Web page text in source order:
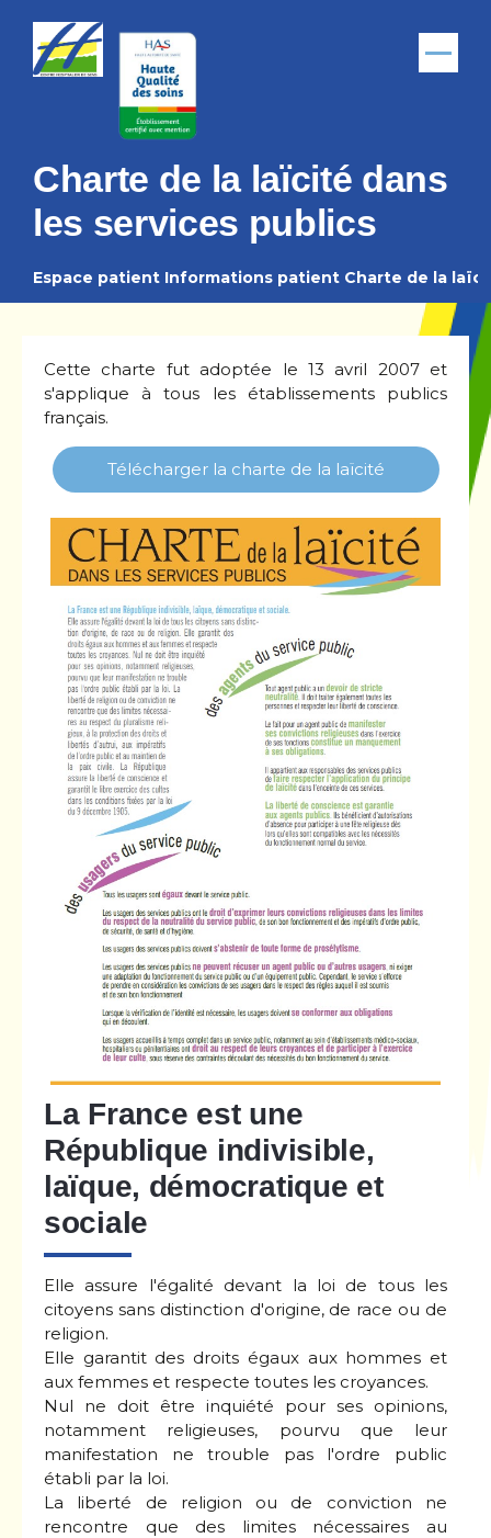
Menu
Charte de la laïcité dans
les services publics
Fil
Espace patient Informations patient Charte de la
Cette charte fut adoptée le 13 avril 2007 et
s'applique à tous les établissements publics
français.
Télécharger la charte de la laïcité
La France est une
République indivisible,
laïque, démocratique et
sociale
Elle assure l'égalité devant la loi de tous les
citoyens sans distinction d'origine, de race ou de
religion.
Elle garantit des droits égaux aux hommes et
aux femmes et respecte toutes les croyances.
Nul ne doit être inquiété pour ses opinions,
notamment religieuses, pourvu que leur
manifestation ne trouble pas l'ordre public
établi par la loi.
La liberté de religion ou de conviction ne
rencontre que des limites nécessaires au